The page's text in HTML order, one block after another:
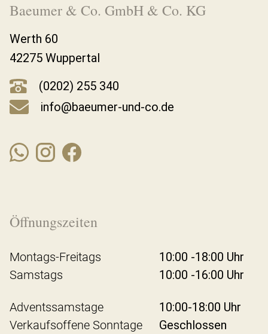
Baeumer & Co. GmbH & Co. KG
Werth 60
42275 Wuppertal
(0202) 255 340
info@baeumer-und-co.de
Öffnungszeiten
Montags-Freitags
10:00 -18:00 Uhr
Samstags
10:00 -16:00 Uhr
Adventssamstage
10:00-18:00 Uhr
Verkaufsoffene Sonntage
Geschlossen